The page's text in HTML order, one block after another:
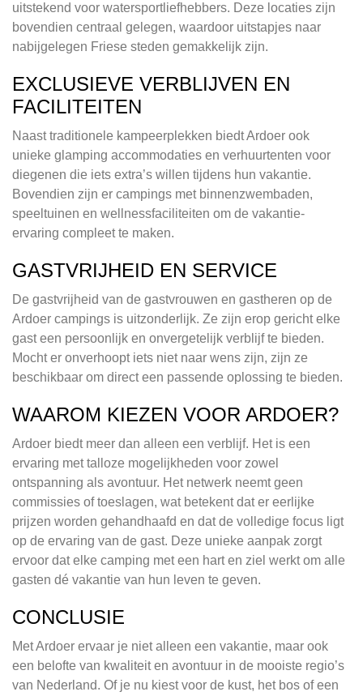
uitstekend voor watersportliefhebbers. Deze locaties zijn
bovendien centraal gelegen, waardoor uitstapjes naar
nabijgelegen Friese steden gemakkelijk zijn.
EXCLUSIEVE VERBLIJVEN EN
FACILITEITEN
Naast traditionele kampeerplekken biedt Ardoer ook
unieke glamping accommodaties en verhuurtenten voor
diegenen die iets extra’s willen tijdens hun vakantie.
Bovendien zijn er campings met binnenzwembaden,
speeltuinen en wellnessfaciliteiten om de vakantie-
ervaring compleet te maken.
GASTVRIJHEID EN SERVICE
De gastvrijheid van de gastvrouwen en gastheren op de
Ardoer campings is uitzonderlijk. Ze zijn erop gericht elke
gast een persoonlijk en onvergetelijk verblijf te bieden.
Mocht er onverhoopt iets niet naar wens zijn, zijn ze
beschikbaar om direct een passende oplossing te bieden.
WAAROM KIEZEN VOOR ARDOER?
Ardoer biedt meer dan alleen een verblijf. Het is een
ervaring met talloze mogelijkheden voor zowel
ontspanning als avontuur. Het netwerk neemt geen
commissies of toeslagen, wat betekent dat er eerlijke
prijzen worden gehandhaafd en dat de volledige focus ligt
op de ervaring van de gast. Deze unieke aanpak zorgt
ervoor dat elke camping met een hart en ziel werkt om alle
gasten dé vakantie van hun leven te geven.
CONCLUSIE
Met Ardoer ervaar je niet alleen een vakantie, maar ook
een belofte van kwaliteit en avontuur in de mooiste regio’s
van Nederland. Of je nu kiest voor de kust, het bos of een